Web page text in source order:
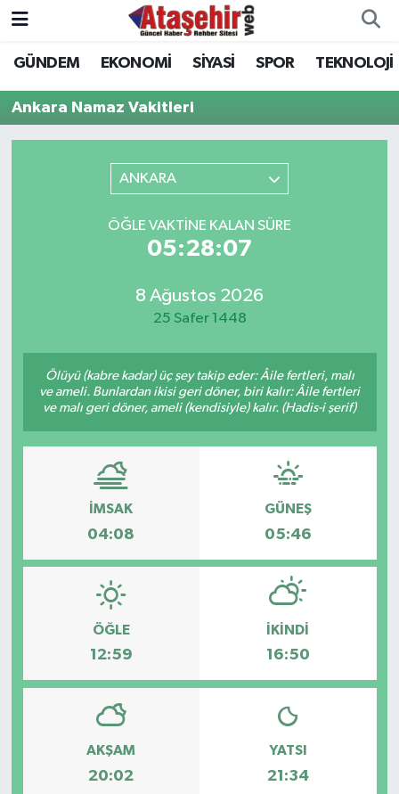
GÜNDEM EKONOMİ SİYASİ SPOR TEKNOLOJİ
Ankara Namaz Vakitleri
ANKARA
ÖĞLE VAKTINE KALAN SÜRE
05:28:07
8 Ağustos 2026
25 Safer 1448
Ölüyü (kabre kadar) üç şey takip eder: Âile fertleri, malı
ve ameli. Bunlardan ikisi geri döner, biri kalır: Âile fertleri
ve malı geri döner, ameli (kendisiyle) kalır. (Hadis-i şerif)
İMSAK
04:08
GÜNEŞ
05:46
ÖĞLE
12:59
İKINDI
16:50
AKŞAM
20:02
YATSI
21:34
Hava Durumu
Trafik Durumu
Son Dakika Haberleri